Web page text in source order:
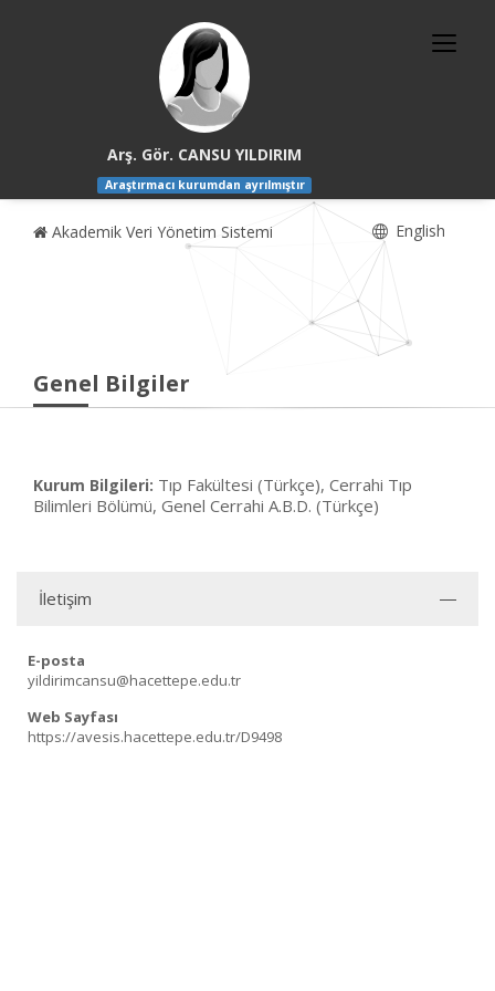
Arş. Gör. CANSU YILDIRIM
Araştırmacı kurumdan ayrılmıştır
Akademik Veri Yönetim Sistemi English
Genel Bilgiler
Kurum Bilgileri: Tıp Fakültesi (Türkçe), Cerrahi Tıp
Bilimleri Bölümü, Genel Cerrahi A.B.D. (Türkçe)
İletişim
E-posta
yildirimcansu@hacettepe.edu.tr
Web Sayfası
https://avesis.hacettepe.edu.tr/D9498